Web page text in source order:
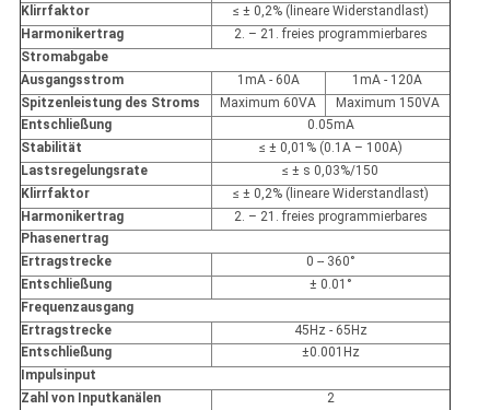
Klirrfaktor
≤ ± 0,2% (lineare Widerstandlast)
Harmonikertrag
2. – 21. freies programmierbares
Stromabgabe
Ausgangsstrom
1mA - 60A
1mA - 120A
Spitzenleistung des Stroms
Maximum 60VA
Maximum 150VA
Entschließung
0.05mA
Stabilität
≤ ± 0,01% (0.1A – 100A)
Lastsregelungsrate
≤ ± s 0,03%/150
Klirrfaktor
≤ ± 0,2% (lineare Widerstandlast)
Harmonikertrag
2. – 21. freies programmierbares
Phasenertrag
Ertragstrecke
0 -- 360°
Entschließung
± 0.01°
Frequenzausgang
Ertragstrecke
45Hz - 65Hz
Entschließung
±0.001Hz
Impulsinput
Zahl von Inputkanälen
2